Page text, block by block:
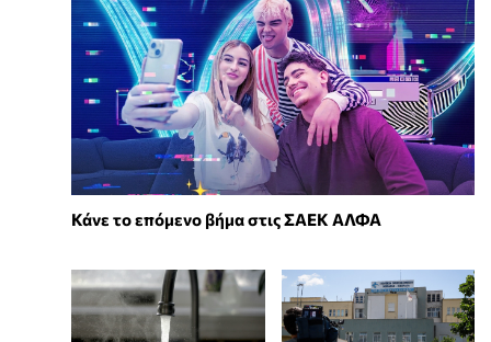
Κάνε το επόμενο βήμα στις ΣΑΕΚ ΑΛΦΑ